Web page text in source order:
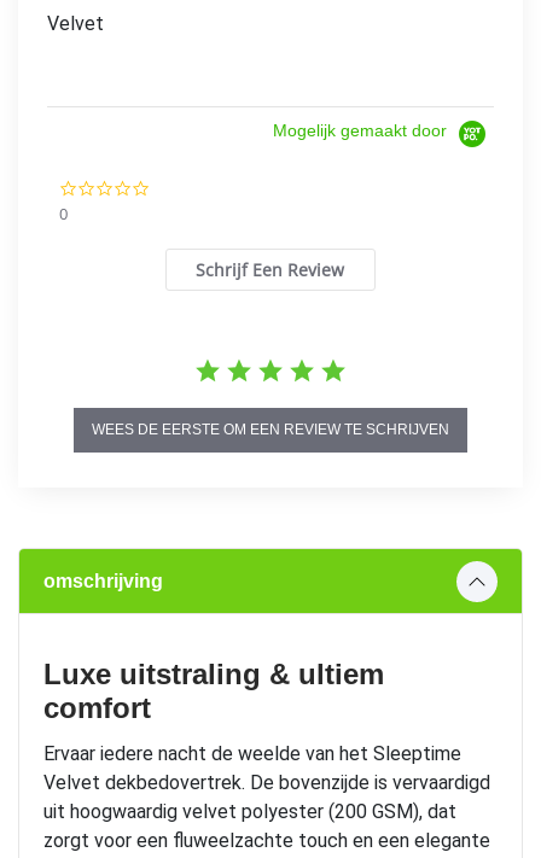
Velvet
Mogelijk gemaakt door
0
Schrijf Een Review
WEES DE EERSTE OM EEN REVIEW TE SCHRIJVEN
omschrijving
Luxe uitstraling & ultiem
comfort
Ervaar iedere nacht de weelde van het Sleeptime
Velvet dekbedovertrek. De bovenzijde is vervaardigd
uit hoogwaardig velvet polyester (200 GSM), dat
zorgt voor een fluweelzachte touch en een elegante